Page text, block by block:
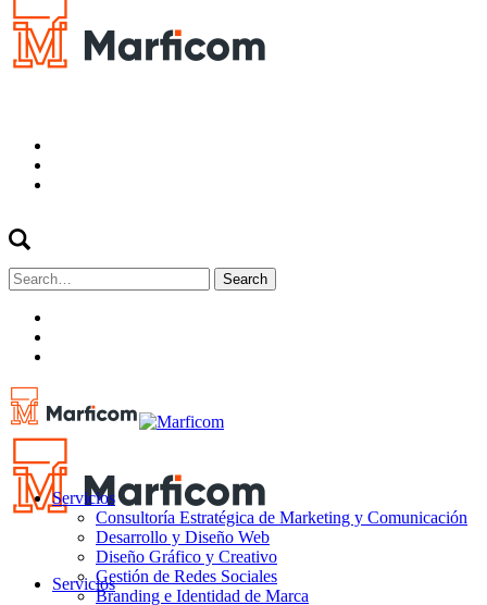
Search
for:
Servicios
Servicios
Consultoría Estratégica de Marketing y Comunicación
Desarrollo y Diseño Web
Diseño Gráfico y Creativo
Gestión de Redes Sociales
Branding e Identidad de Marca